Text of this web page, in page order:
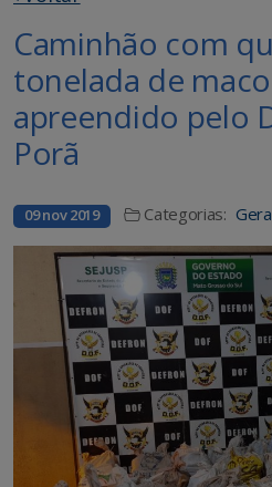
Caminhão com
tonelada de
apreendido pelo
Porã
09 nov 2019 Categorias: